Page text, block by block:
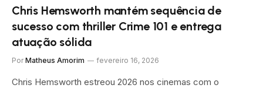
Chris Hemsworth mantém sequência de
sucesso com thriller Crime 101 e entrega
atuação sólida
Por Matheus Amorim fevereiro 16, 2026
Chris Hemsworth estreou 2026 nos cinemas com o